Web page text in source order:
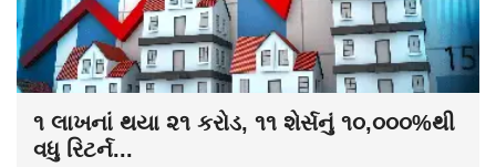
૧ લાખનાં થયા ૨૧ કરોડ, ૧૧ શેર્સનું ૧૦,૦૦૦%થી
વધુ રિટર્ન...